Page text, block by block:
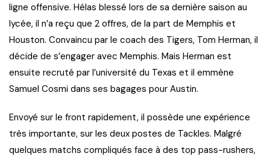
ligne offensive. Hélas blessé lors de sa dernière saison au
lycée, il n’a reçu que 2 offres, de la part de Memphis et
Houston. Convaincu par le coach des Tigers, Tom Herman, il
décide de s’engager avec Memphis. Mais Herman est
ensuite recruté par l’université du Texas et il emmène
Samuel Cosmi dans ses bagages pour Austin.
Envoyé sur le front rapidement, il possède une expérience
très importante, sur les deux postes de Tackles. Malgré
quelques matchs compliqués face à des top pass-rushers,